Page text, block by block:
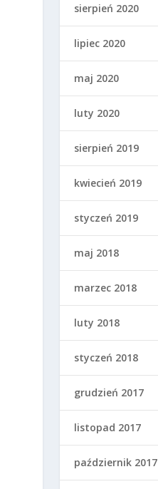
sierpień 2020
lipiec 2020
maj 2020
luty 2020
sierpień 2019
kwiecień 2019
styczeń 2019
maj 2018
marzec 2018
luty 2018
styczeń 2018
grudzień 2017
listopad 2017
październik 2017